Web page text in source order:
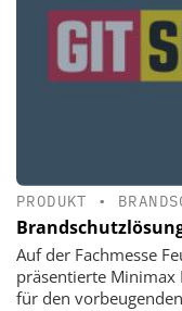
PRODUKT •
Auf der Fachmesse
präsentierte Minimax
für den